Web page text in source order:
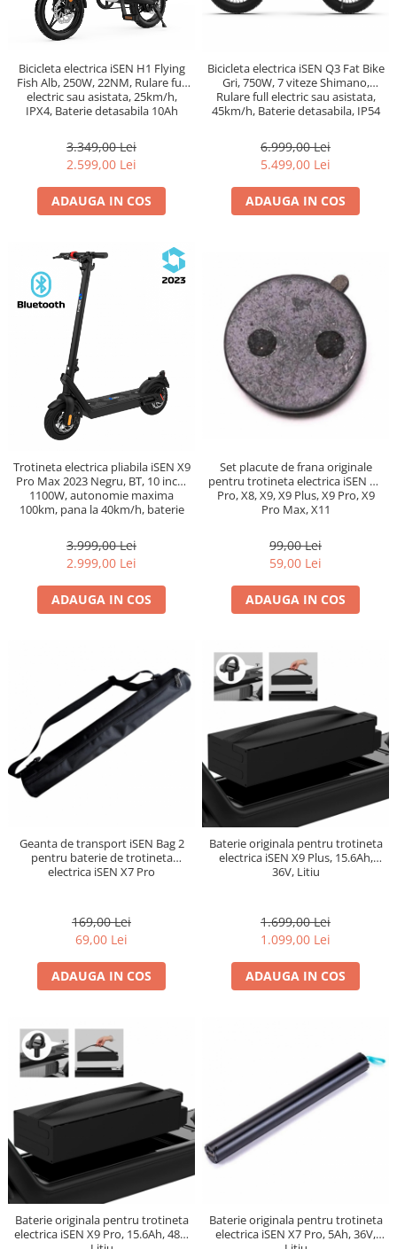
Bicicleta electrica iSEN H1 Flying
Fish Alb, 250W, 22NM, Rulare full
electric sau asistata, 25km/h,
IPX4, Baterie detasabila 10Ah
3.349,00 Lei
2.599,00 Lei
ADAUGA IN COS
Bicicleta electrica iSEN Q3 Fat Bike
Gri, 750W, 7 viteze Shimano,
Rulare full electric sau asistata,
45km/h, Baterie detasabila, IP54
6.999,00 Lei
5.499,00 Lei
ADAUGA IN COS
Trotineta electrica pliabila iSEN X9
Pro Max 2023 Negru, BT, 10 inch,
1100W, autonomie maxima
100km, pana la 40km/h, baterie
3.999,00 Lei
2.999,00 Lei
ADAUGA IN COS
Set placute de frana originale
pentru trotineta electrica iSEN X7
Pro, X8, X9, X9 Plus, X9 Pro, X9
Pro Max, X11
99,00 Lei
59,00 Lei
ADAUGA IN COS
Geanta de transport iSEN Bag 2
pentru baterie de trotineta
electrica iSEN X7 Pro
169,00 Lei
69,00 Lei
ADAUGA IN COS
Baterie originala pentru trotineta
electrica iSEN X9 Plus, 15.6Ah,
36V, Litiu
1.699,00 Lei
1.099,00 Lei
ADAUGA IN COS
Baterie originala pentru trotineta
electrica iSEN X9 Pro, 15.6Ah, 48V,
Baterie originala pentru trotineta
electrica iSEN X7 Pro, 5Ah, 36V,